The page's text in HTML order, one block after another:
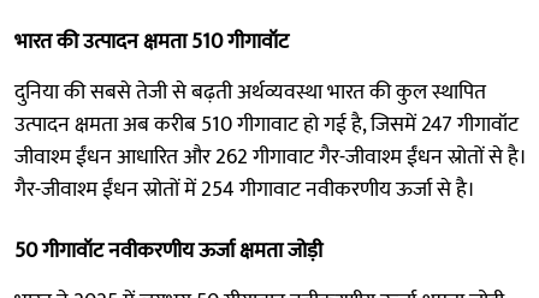
भारत की उत्पादन क्षमता 510 गीगावॉट
दुनिया की सबसे तेजी से बढ़ती अर्थव्यवस्था भारत की कुल स्थापित
उत्पादन क्षमता अब करीब 510 गीगावाट हो गई है, जिसमें 247 गीगावॉट
जीवाश्म ईंधन आधारित और 262 गीगावाट गैर-जीवाश्म ईंधन स्रोतों से है।
गैर-जीवाश्म ईंधन स्रोतों में 254 गीगावाट नवीकरणीय ऊर्जा से है।
50 गीगावॉट नवीकरणीय ऊर्जा क्षमता जोड़ी